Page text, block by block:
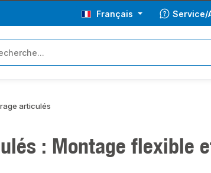
Français Service/
articulés
: Montage flexible